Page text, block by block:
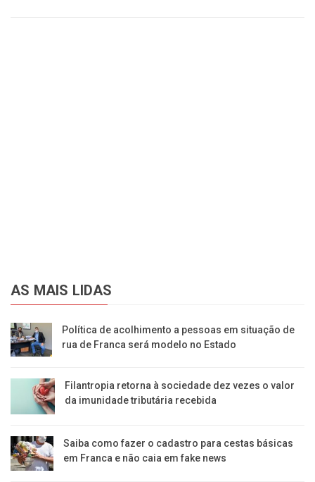
AS MAIS LIDAS
Política de acolhimento a pessoas em situação de
rua de Franca será modelo no Estado
Filantropia retorna à sociedade dez vezes o valor
da imunidade tributária recebida
Saiba como fazer o cadastro para cestas básicas
em Franca e não caia em fake news